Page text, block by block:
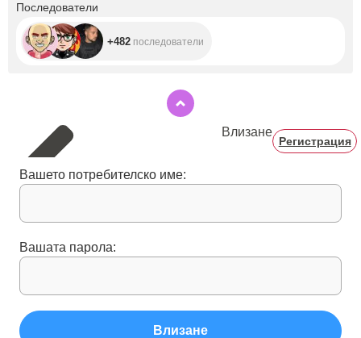
Последователи
+482 последователи
Влизане
Регистрация
Вашето потребителско име:
Вашата парола:
Влизане